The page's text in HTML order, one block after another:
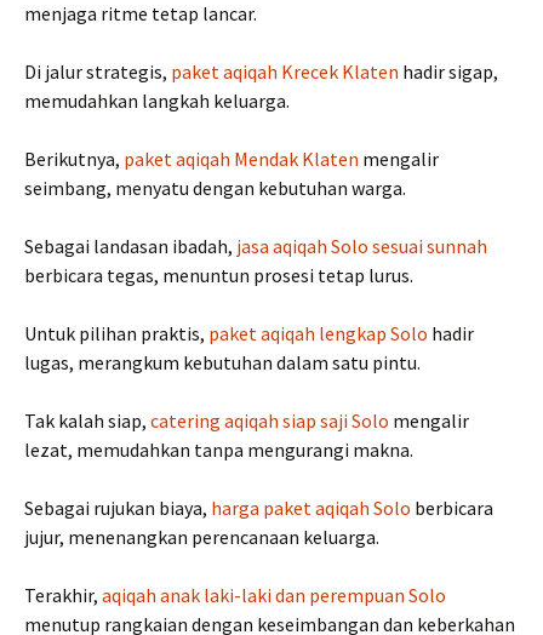
menjaga ritme tetap lancar.
Di jalur strategis, paket aqiqah Krecek Klaten hadir sigap,
memudahkan langkah keluarga.
Berikutnya, paket aqiqah Mendak Klaten mengalir
seimbang, menyatu dengan kebutuhan warga.
Sebagai landasan ibadah, jasa aqiqah Solo sesuai sunnah
berbicara tegas, menuntun prosesi tetap lurus.
Untuk pilihan praktis, paket aqiqah lengkap Solo hadir
lugas, merangkum kebutuhan dalam satu pintu.
Tak kalah siap, catering aqiqah siap saji Solo mengalir
lezat, memudahkan tanpa mengurangi makna.
Sebagai rujukan biaya, harga paket aqiqah Solo berbicara
jujur, menenangkan perencanaan keluarga.
Terakhir, aqiqah anak laki-laki dan perempuan Solo
menutup rangkaian dengan keseimbangan dan keberkahan